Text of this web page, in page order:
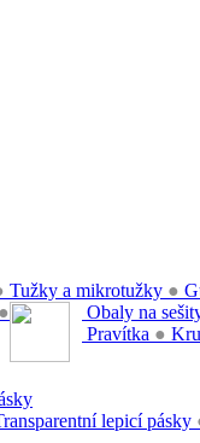
Tužky a mikrotužky ●
●
Obaly na
Pravítka ●
lepicí pásky